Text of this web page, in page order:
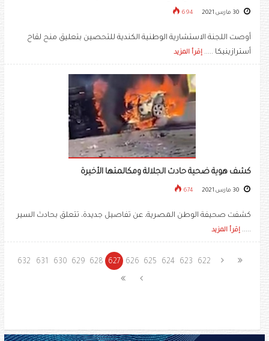
694
أوصت اللجنة الاستشارية الوطنية الكندية للتحصين بتعليق منح لقاح
أسترازينيكا ..... إقرأ المزيد
كشف هوية ضحية حادث الجلالة ومكالمتها الأخيرة
674
كشفت صحيفة الوطن المصرية، عن تفاصيل جديدة، تتعلق بحادث السير
..... إقرأ المزيد
622
623
624
625
626
627
628
629
630
631
632